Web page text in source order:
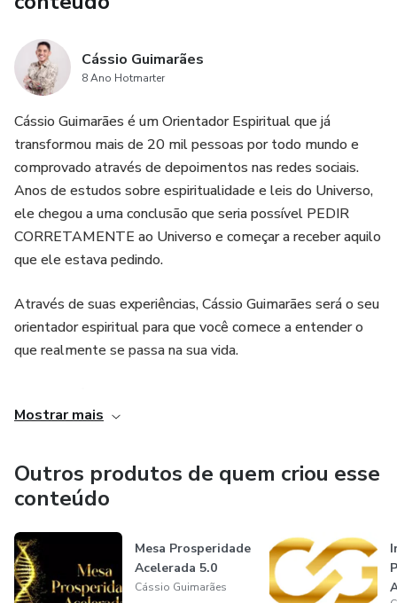
- Material do Curso (Apostila)
Cronograma, o que eu vou encontrar?
- Como Despertar os meus Poderes Espirituais
- Os 7 Poderes Espirituais
- O Mal uso dos Poderes Espirituais
- Como usar os Poderes Espirituais para ter prosperidade,
liberdade e paz
- Consciência na Espiritualidade
- As 3 ativações que vão te dar liberdade total
- Capacidade Curativa
- Técnica Avançada para Despertar O Poder Espiritual
- O Novo Avanço da Espiritualidade
Cássio Guimarães
8 Ano Hotmarter
Cássio Guimarães é um Orientador Espiritual que já
transformou mais de 20 mil pessoas por todo mundo e
comprovado através de depoimentos nas redes sociais.
Anos de estudos sobre espiritualidade e leis do Universo,
ele chegou a uma conclusão que seria possível PEDIR
CORRETAMENTE ao Universo e começar a receber aquilo
que ele estava pedindo.
Através de suas experiências, Cássio Guimarães será o seu
orientador espiritual para que você comece a entender o
que realmente se passa na sua vida.
Mostrar mais
Outros produtos de quem criou esse
conteúdo
Mesa Prosperidade
Acelerada 5.0
Cássio Guimarães